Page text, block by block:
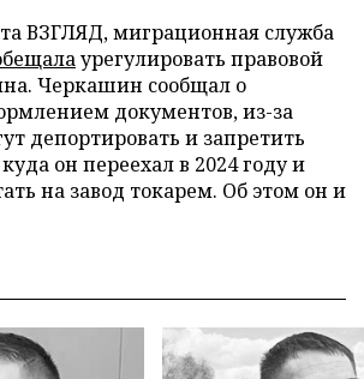
ВЗГЛЯД, миграционная служба
урегулировать правовой
Черкашин сообщал о
документов, из-за
депортировать и запретить
он переехал в 2024 году и
на завод токарем. Об этом он и